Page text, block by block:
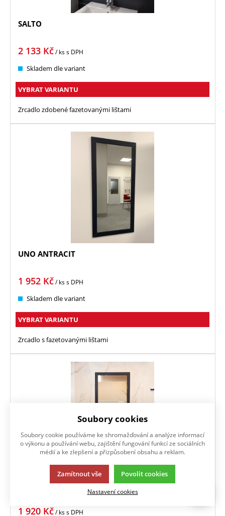
SALTO
2 133 Kč/ kss DPH
Skladem dle variant
VYBRAT VARIANTU
Zrcadlo zdobené fazetovanými lištami
UNO ANTRACIT
1 952 Kč/ kss DPH
Skladem dle variant
VYBRAT VARIANTU
Zrcadlo s fazetovanými lištami
SALTO ANTRACIT
1 920 Kč/ kss DPH
Soubory cookies
Soubory cookie používáme ke shromažďování a analýze informací
o výkonu a používání webu, zajištění fungování funkcí ze sociálních
médií a ke zlepšení a přizpůsobení obsahu a reklam.
Zamítnout vše Povolit cookies
Nastavení cookies